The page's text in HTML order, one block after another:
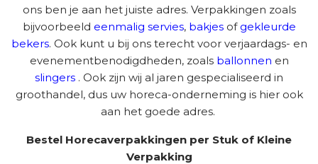
ons ben je aan het juiste adres. Verpakkingen zoals
bijvoorbeeld eenmalig servies, bakjesof gekleurde
bekers. Ook kunt u bij ons terecht voor verjaardags- en
evenementbenodigdheden, zoals ballonnen en
slingers . Ook zijn wij al jaren gespecialiseerd in
groothandel, dus uw horeca-onderneming is hier ook
aan het goede adres.
Bestel Horecaverpakkingen per Stuk of Kleine
Verpakking